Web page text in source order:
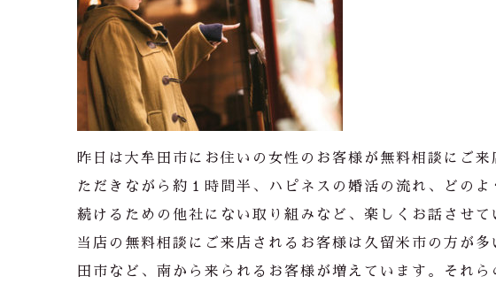
昨日は大牟田市にお住いの女性のお客様が無料相談にご
ただきながら約１時間半、ハピネスの婚活の流れ、どの
続けるための他社にない取り組みなど、楽しくお話させて
当店の無料相談にご来店されるお客様は久留米市の方が
田市など、南から来られるお客様が増えています。それ